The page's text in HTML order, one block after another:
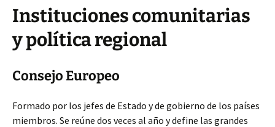
Instituciones comunitarias
y política regional
Consejo Europeo
Formado por los jefes de Estado y de gobierno de los países
miembros. Se reúne dos veces al año y define las grandes